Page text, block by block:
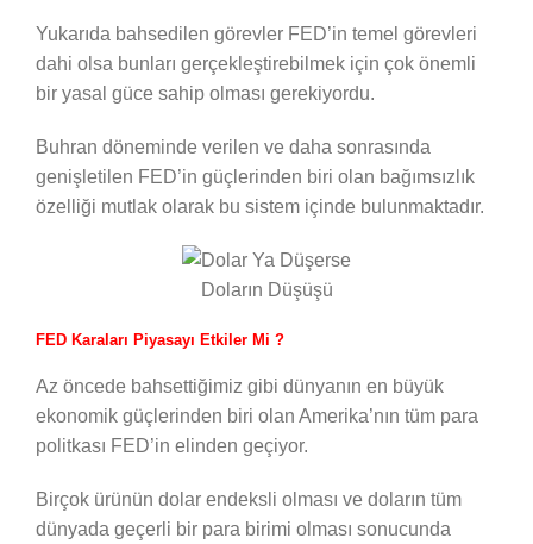
Yukarıda bahsedilen görevler FED’in temel görevleri
dahi olsa bunları gerçekleştirebilmek için çok önemli
bir yasal güce sahip olması gerekiyordu.
Buhran döneminde verilen ve daha sonrasında
genişletilen FED’in güçlerinden biri olan bağımsızlık
özelliği mutlak olarak bu sistem içinde bulunmaktadır.
Doların Düşüşü
FED Karaları Piyasayı Etkiler Mi ?
Az öncede bahsettiğimiz gibi dünyanın en büyük
ekonomik güçlerinden biri olan Amerika’nın tüm para
politkası FED’in elinden geçiyor.
Birçok ürünün dolar endeksli olması ve doların tüm
dünyada geçerli bir para birimi olması sonucunda